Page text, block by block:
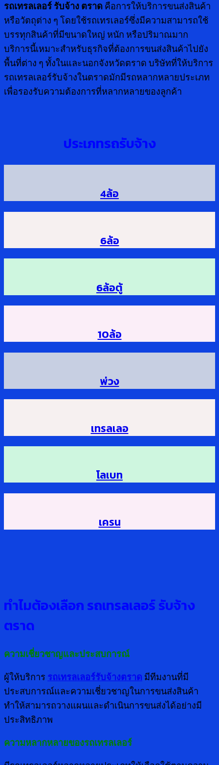
รถเทรลเลอร์ รับจ้าง ตราด คือการให้บริการขนส่งสินค้า
หรือวัตถุต่าง ๆ โดยใช้รถเทรเลอร์ซึ่งมีความสามารถใช้
บรรทุกสินค้าที่มีขนาดใหญ่ หนัก หรือปริมาณมาก
บริการนี้เหมาะสำหรับธุรกิจที่ต้องการขนส่งสินค้าไปยัง
พื้นที่ต่าง ๆ ทั้งในและนอกจังหวัดตราด บริษัทที่ให้บริการ
รถเทรลเลอร์รับจ้างในตราดมักมีรถหลากหลายประเภท
เพื่อรองรับความต้องการที่หลากหลายของลูกค้า
ประเภทรถรับจ้าง
4ล้อ
6ล้อ
6ล้อตู้
10ล้อ
พ่วง
เทรลเลอ
โลเบท
เครน
ทำไมต้องเลือก รถเทรลเลอร์ รับจ้าง
ตราด
ความเชี่ยวชาญและประสบการณ์
ผู้ให้บริการ รถเทรลเลอร์รับจ้างตราด มีทีมงานที่มี
ประสบการณ์และความเชี่ยวชาญในการขนส่งสินค้า
ทำให้สามารถวางแผนและดำเนินการขนส่งได้อย่างมี
ประสิทธิภาพ
ความหลากหลายของรถเทรลเลอร์